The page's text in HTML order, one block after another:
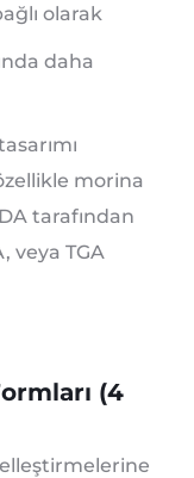
olarak
daha
morina
tarafından
veya TGA
(4